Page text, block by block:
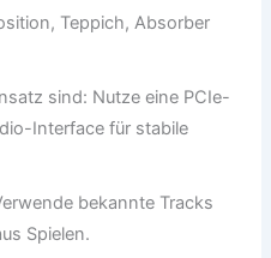
Teppich, Absorber
sind: Nutze eine PCIe-
Interface für stabile
bekannte Tracks
Spielen.